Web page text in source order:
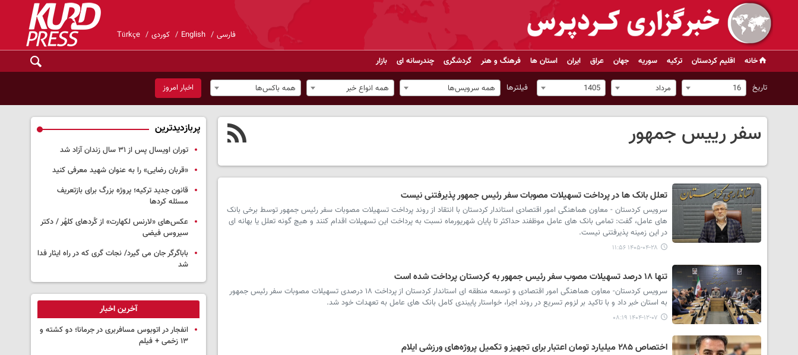
فارسی English کوردی Türkçe
خانه اقلیم کردستان ترکیه سوریه جهان عراق ایران استان ها فرهنگ و هنر گردشگری چندرسانه ای بازار
تاریخ 16 مرداد 1405 فیلترها همه سرویس‌ها همه انواع خبر همه باکس‌ها اخبار امروز
سفر رییس جمهور
تعلل بانک ها در پرداخت تسهیلات مصوبات سفر رئیس جمهور پذیرفتنی نیست
سرویس کردستان - معاون هماهنگی امور اقتصادی استاندار کردستان با انتقاد از روند پرداخت تسهیلات مصوبات سفر رئیس جمهور توسط برخی بانک
های عامل، گفت: تمامی بانک های عامل موظفند حداکثر تا پایان شهریورماه نسبت به پرداخت این تسهیلات اقدام کنند و هیچ گونه تعلل یا بهانه ای
در این زمینه پذیرفتنی نیست.
۱۴۰۵-۰۴-۲۸ ۱۱:۵۶
تنها ۱۸ درصد تسهیلات مصوب سفر رئیس جمهور به کردستان پرداخت شده است
سرویس کردستان- معاون هماهنگی امور اقتصادی و توسعه منطقه ای استاندار کردستان از پرداخت ۱۸ درصدی تسهیلات مصوبات سفر رئیس جمهور
به استان خبر داد و با تاکید بر لزوم تسریع در روند اجرا، خواستار پایبندی کامل بانک های عامل به تعهدات خود شد.
۱۴۰۴-۱۲-۰۷ ۰۸:۱۹
اختصاص ۲۸۵ میلیارد تومان اعتبار برای تجهیز و تکمیل پروژه‌های ورزشی ایلام
پربازدیدترین
توران اویسال پس از ۳۱ سال زندان آزاد شد
«قربان رضایی» را به عنوان شهید معرفی کنید
قانون جدید ترکیه؛ پروژه بزرگ‌ برای بازتعریف
مسئله کردها
عکس‌های «لارنس لکهارت» از کُردهای کلهُر / دکتر
سیروس فیضی
باباگرگر جان می گیرد/ نجات گری که در راه ایثار فدا
شد
آخرین اخبار
انفجار در اتوبوس مسافربری در جرمانا؛ دو کشته و
۱۳ زخمی + فیلم